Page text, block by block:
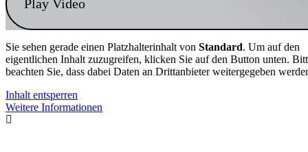
Play Video
Sie sehen gerade einen Platzhalterinhalt von Standard. Um auf den
eigentlichen Inhalt zuzugreifen, klicken Sie auf den Button unten.
beachten Sie, dass dabei Daten an Drittanbieter weitergegeben
Inhalt entsperren
Weitere Informationen